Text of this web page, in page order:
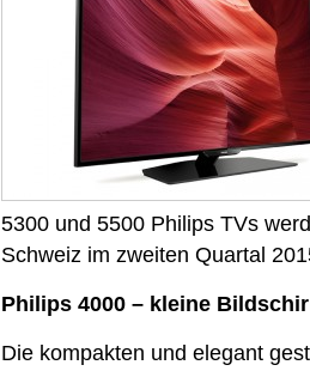
5300 und 5500 Philips TVs
Schweiz im zweiten Quartal
Philips 4000 – kleine
Die kompakten und elegant